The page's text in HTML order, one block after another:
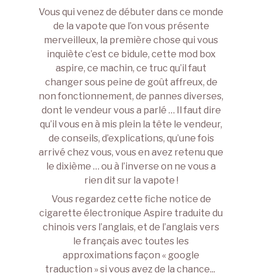
Vous qui venez de débuter dans ce monde
de la vapote que l’on vous présente
merveilleux, la première chose qui vous
inquiète c’est ce bidule, cette mod box
aspire, ce machin, ce truc qu’il faut
changer sous peine de goût affreux, de
non fonctionnement, de pannes diverses,
dont le vendeur vous a parlé … Il faut dire
qu’il vous en à mis plein la tête le vendeur,
de conseils, d’explications, qu’une fois
arrivé chez vous, vous en avez retenu que
le dixième … ou à l’inverse on ne vous a
rien dit sur la vapote !
Vous regardez cette fiche notice de
cigarette électronique Aspire traduite du
chinois vers l’anglais, et de l’anglais vers
le français avec toutes les
approximations façon « google
traduction » si vous avez de la chance...